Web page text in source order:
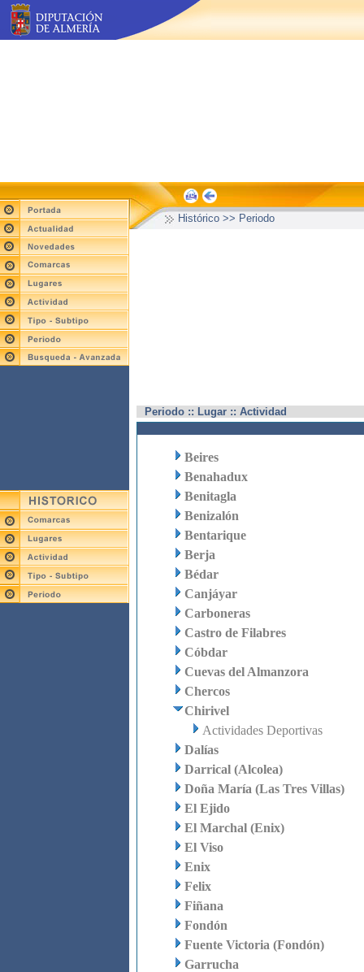
Histórico >> Periodo
Periodo :: Lugar :: Actividad
Beires
Benahadux
Benitagla
Benizalón
Bentarique
Berja
Bédar
Canjáyar
Carboneras
Castro de Filabres
Cóbdar
Cuevas del Almanzora
Chercos
Chirivel
Actividades Deportivas
Dalías
Darrical (Alcolea)
Doña María (Las Tres Villas)
El Ejido
El Marchal (Enix)
El Viso
Enix
Felix
Fiñana
Fondón
Fuente Victoria (Fondón)
Garrucha